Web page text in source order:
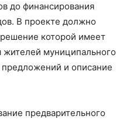
до финансирования
В проекте должно
которой имеет
жителей муниципального
предложений и описание
предварительного